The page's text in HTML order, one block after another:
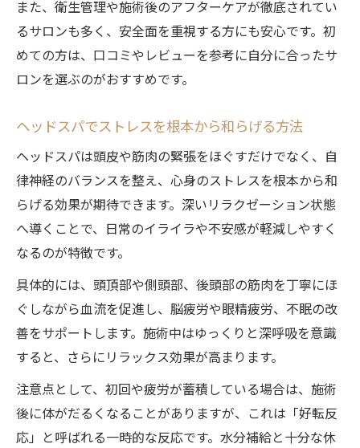
また、衛生管理や施術後のアフターケアが徹底されてい
るサロンも多く、安全面を重視する方にも安心です。初
めての方は、口コミやレビューを参考に自分に合ったサ
ロンを選ぶのがおすすめです。
ヘッドスパでストレスを根本から和らげる方法
ヘッドスパは頭皮や筋肉の緊張をほぐすだけでなく、自
律神経のバランスを整え、心身のストレスを根本から和
らげる効果が期待できます。深いリラクゼーション状態
へ導くことで、日常のイライラや不安感が軽減しやすく
なるのが特徴です。
具体的には、頭頂部や側頭部、後頭部の筋肉を丁寧にほ
ぐしながら血流を促進し、脳疲労や眼精疲労、不眠の改
善をサポートします。施術中はゆっくりと深呼吸を意識
すると、さらにリラックス効果が高まります。
注意点として、初回や疲労が蓄積している場合は、施術
後に体がだるくなることがありますが、これは「好転反
応」と呼ばれる一時的な反応です。水分補給と十分な休